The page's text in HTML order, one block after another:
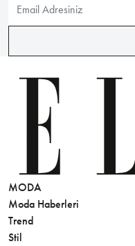
MODA
Moda Haberleri
Trend
Stil